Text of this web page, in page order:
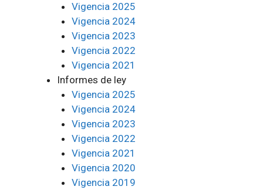
Vigencia 2025
Vigencia 2024
Vigencia 2023
Vigencia 2022
Vigencia 2021
Informes de ley
Vigencia 2025
Vigencia 2024
Vigencia 2023
Vigencia 2022
Vigencia 2021
Vigencia 2020
Vigencia 2019